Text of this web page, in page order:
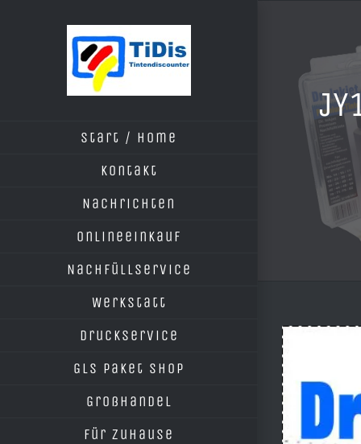
Start / Home
Kontakt
Nachrichten
Onlineeinkauf
Nachfüllservice
Werkstatt
Druckservice
GLS Paket Shop
Großhandel
Für Zuhause
Zeige
grösseres
Bild